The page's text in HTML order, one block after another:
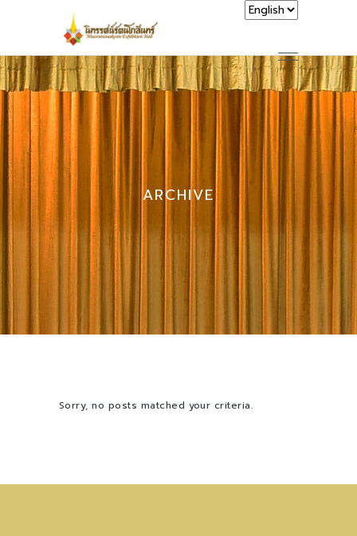
ARCHIVE
Sorry, no posts matched your criteria.